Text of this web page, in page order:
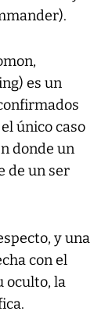
es un
único caso
donde un
de un ser
y una
con el
oculto, la